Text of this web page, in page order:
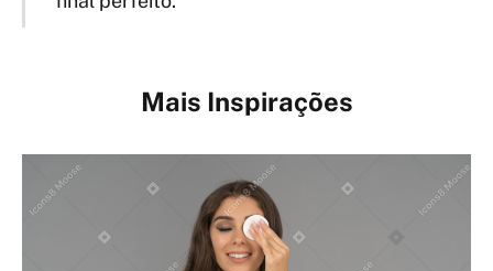
Mais Inspirações